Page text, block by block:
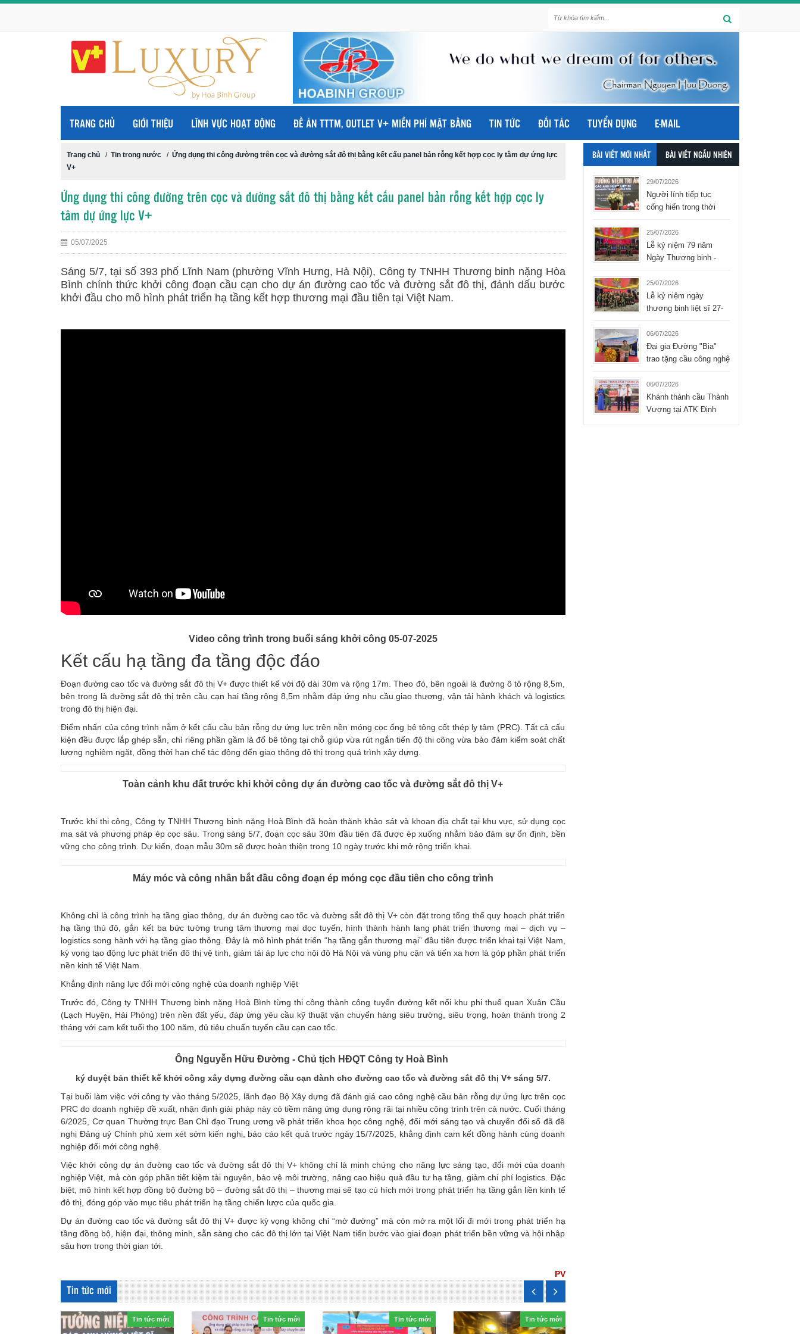
TRANG CHỦ GIỚI THIỆU LĨNH VỰC HOẠT ĐỘNG ĐỀ ÁN TTTM, OUTLET V+ MIỄN PHÍ MẶT BẰNG TIN TỨC ĐỐI TÁC TUYỂN DỤNG E-MAIL
Trang chủ / Tin trong nước / Ứng dụng thi công đường trên cọc và đường sắt đô thị bằng kết cấu panel bản rỗng kết hợp cọc ly tâm dự ứng lực
V+
Ứng dụng thi công đường trên cọc và đường sắt đô thị bằng kết cấu panel bản rỗng kết hợp cọc ly
tâm dự ứng lực V+
05/07/2025
Sáng 5/7, tại số 393 phố Lĩnh Nam (phường Vĩnh Hưng, Hà Nội), Công ty TNHH Thương binh nặng Hòa
Bình chính thức khởi công đoạn cầu cạn cho dự án đường cao tốc và đường sắt đô thị, đánh dấu bước
khởi đầu cho mô hình phát triển hạ tầng kết hợp thương mại đầu tiên tại Việt Nam.
Video công trình trong buổi sáng khởi công 05-07-2025
Kết cấu hạ tầng đa tầng độc đáo
Đoạn đường cao tốc và đường sắt đô thị V+ được thiết kế với độ dài 30m và rộng 17m. Theo đó, bên ngoài là đường ô tô rộng 8,5m,
bên trong là đường sắt đô thị trên cầu cạn hai tầng rộng 8,5m nhằm đáp ứng nhu cầu giao thương, vận tải hành khách và logistics
trong đô thị hiện đại.
Điểm nhấn của công trình nằm ở kết cấu cầu bản rỗng dự ứng lực trên nền móng cọc ống bê tông cốt thép ly tâm (PRC). Tất cả cấu
kiện đều được lắp ghép sẵn, chỉ riêng phần gầm là đổ bê tông tại chỗ giúp vừa rút ngắn tiến độ thi công vừa bảo đảm kiểm soát chất
lượng nghiêm ngặt, đồng thời hạn chế tác động đến giao thông đô thị trong quá trình xây dựng.
Toàn cảnh khu đất trước khi khởi công dự án đường cao tốc và đường sắt đô thị V+
Trước khi thi công, Công ty TNHH Thương binh nặng Hoà Bình đã hoàn thành khảo sát và khoan địa chất tại khu vực, sử dụng cọc
ma sát và phương pháp ép cọc sâu. Trong sáng 5/7, đoạn cọc sâu 30m đầu tiên đã được ép xuống nhằm bảo đảm sự ổn định, bền
vững cho công trình. Dự kiến, đoạn mẫu 30m sẽ được hoàn thiện trong 10 ngày trước khi mở rộng triển khai.
Máy móc và công nhân bắt đầu công đoạn ép móng cọc đầu tiên cho công trình
Không chỉ là công trình hạ tầng giao thông, dự án đường cao tốc và đường sắt đô thị V+ còn đặt trong tổng thể quy hoạch phát triển
hạ tầng thủ đô, gắn kết ba bức tường trung tâm thương mại dọc tuyến, hình thành hành lang phát triển thương mại – dịch vụ –
logistics song hành với hạ tầng giao thông. Đây là mô hình phát triển “hạ tầng gắn thương mại” đầu tiên được triển khai tại Việt Nam,
kỳ vọng tạo động lực phát triển đô thị vệ tinh, giảm tải áp lực cho nội đô Hà Nội và vùng phụ cận và tiến xa hơn là góp phần phát triển
nền kinh tế Việt Nam.
Khẳng định năng lực đổi mới công nghệ của doanh nghiệp Việt
Trước đó, Công ty TNHH Thương binh nặng Hoà Bình từng thi công thành công tuyến đường kết nối khu phi thuế quan Xuân Cầu
(Lạch Huyện, Hải Phòng) trên nền đất yếu, đáp ứng yêu cầu kỹ thuật vận chuyển hàng siêu trường, siêu trọng, hoàn thành trong 2
tháng với cam kết tuổi thọ 100 năm, đủ tiêu chuẩn tuyến cầu cạn cao tốc.
Ông Nguyễn Hữu Đường - Chủ tịch HĐQT Công ty Hoà Bình
ký duyệt bản thiết kế khởi công xây dựng đường cầu cạn dành cho đường cao tốc và đường sắt đô thị V+ sáng 5/7.
Tại buổi làm việc với công ty vào tháng 5/2025, lãnh đạo Bộ Xây dựng đã đánh giá cao công nghệ cầu bản rỗng dự ứng lực trên cọc
PRC do doanh nghiệp đề xuất, nhận định giải pháp này có tiềm năng ứng dụng rộng rãi tại nhiều công trình trên cả nước. Cuối tháng
6/2025, Cơ quan Thường trực Ban Chỉ đạo Trung ương về phát triển khoa học công nghệ, đổi mới sáng tạo và chuyển đổi số đã đề
nghị Đảng uỷ Chính phủ xem xét sớm kiến nghị, báo cáo kết quả trước ngày 15/7/2025, khẳng định cam kết đồng hành cùng doanh
nghiệp đổi mới công nghệ.
Việc khởi công dự án đường cao tốc và đường sắt đô thị V+ không chỉ là minh chứng cho năng lực sáng tạo, đổi mới của doanh
nghiệp Việt, mà còn góp phần tiết kiệm tài nguyên, bảo vệ môi trường, nâng cao hiệu quả đầu tư hạ tầng, giảm chi phí logistics. Đặc
biệt, mô hình kết hợp đồng bộ đường bộ – đường sắt đô thị – thương mại sẽ tạo cú hích mới trong phát triển hạ tầng gắn liền kinh tế
đô thị, đóng góp vào mục tiêu phát triển hạ tầng chiến lược của quốc gia.
Dự án đường cao tốc và đường sắt đô thị V+ được kỳ vọng không chỉ “mở đường” mà còn mở ra một lối đi mới trong phát triển hạ
tầng đồng bộ, hiện đại, thông minh, sẵn sàng cho các đô thị lớn tại Việt Nam tiến bước vào giai đoạn phát triển bền vững và hội nhập
sâu hơn trong thời gian tới.
PV
Tin tức mới
Tin tức mới Tin tức mới Tin tức mới Tin tức mới
BÀI VIẾT MỚI NHẤT BÀI VIẾT NGẪU NHIÊN
29/07/2026
Người lính tiếp tục
cống hiến trong thời
Bình Group
25/07/2026
Lễ kỷ niệm 79 năm
Ngày Thương binh -
Tập đoàn Hòa Bình
25/07/2026
Lễ kỷ niệm ngày
thương binh liệt sĩ 27-
TNHH Hòa Bình
06/07/2026
Đại gia Đường "Bia"
trao tặng cầu công nghệ
- Thái Nguyên
06/07/2026
Khánh thành cầu Thành
Vượng tại ATK Định